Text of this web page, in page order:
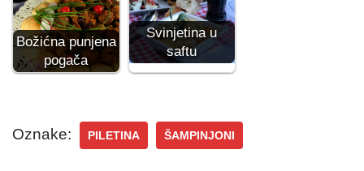
Božićna punjena
pogača
Svinjetina u
saftu
Oznake: PILETINA ŠAMPINJONI